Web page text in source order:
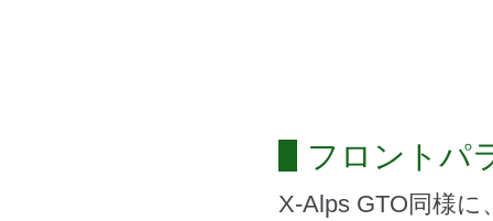
フロントパ
X-Alps GTO同様